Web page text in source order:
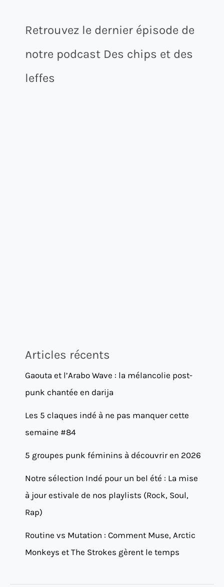
Retrouvez le dernier épisode de
notre podcast Des chips et des
leffes
Articles récents
Gaouta et l’Arabo Wave : la mélancolie post-
punk chantée en darija
Les 5 claques indé à ne pas manquer cette
semaine #84
5 groupes punk féminins à découvrir en 2026
Notre sélection Indé pour un bel été : La mise
à jour estivale de nos playlists (Rock, Soul,
Rap)
Routine vs Mutation : Comment Muse, Arctic
Monkeys et The Strokes gèrent le temps